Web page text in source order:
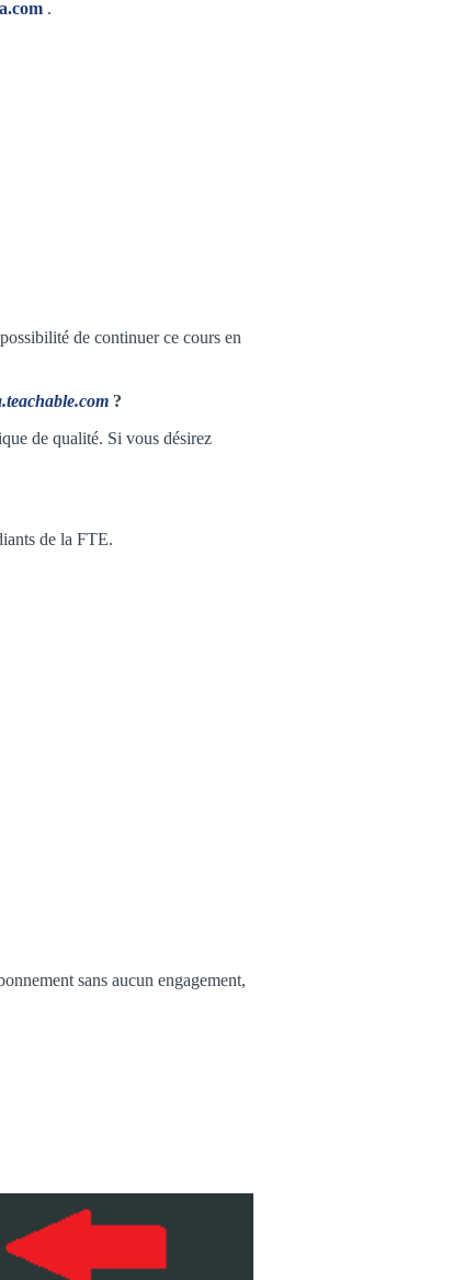
.
de continuer ce cours en
?
de qualité. Si vous désirez
de la FTE.
sans aucun engagement,